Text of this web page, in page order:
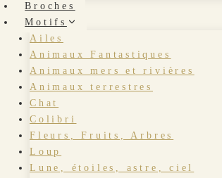
Broches
Motifs
Ailes
Animaux Fantastiques
Animaux mers et rivières
Animaux terrestres
Chat
Colibri
Fleurs, Fruits, Arbres
Loup
Lune, étoiles, astre, ciel